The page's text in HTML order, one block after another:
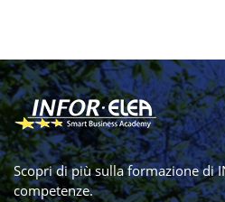
Scopri di più sulla formazione di
competenze.